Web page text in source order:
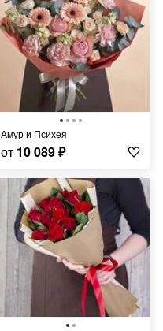
Амур и Психея
от 10 089₽